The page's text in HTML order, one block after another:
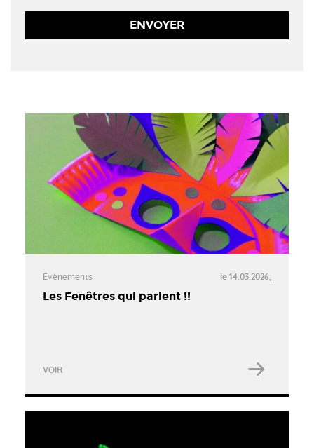
ENVOYER
Évènements le 14.03.2026,
Les Fenêtres qui parlent !!
VOIR